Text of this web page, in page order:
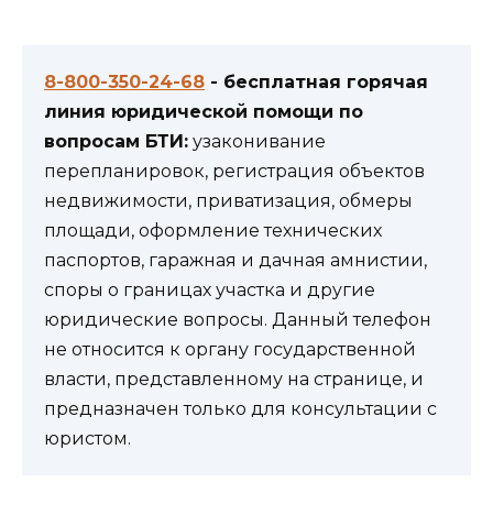
8-800-350-24-68 - бесплатная горячая
линия юридической помощи по
вопросам БТИ: узаконивание
перепланировок, регистрация объектов
недвижимости, приватизация, обмеры
площади, оформление технических
паспортов, гаражная и дачная амнистии,
споры о границах участка и другие
юридические вопросы. Данный телефон
не относится к органу государственной
власти, представленному на странице, и
предназначен только для консультации с
юристом.